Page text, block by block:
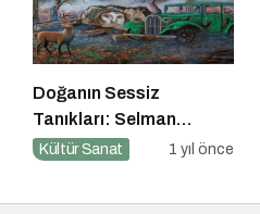
Doğanın Sessiz
Tanıkları: Selman
Uzun’un Sanat Yolculuğu
Kültür Sanat 1 yıl önce